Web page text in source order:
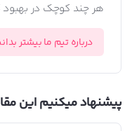
هر چند کوچک در
درباره تیم ما بیشتر
پیشنهاد میکنیم این